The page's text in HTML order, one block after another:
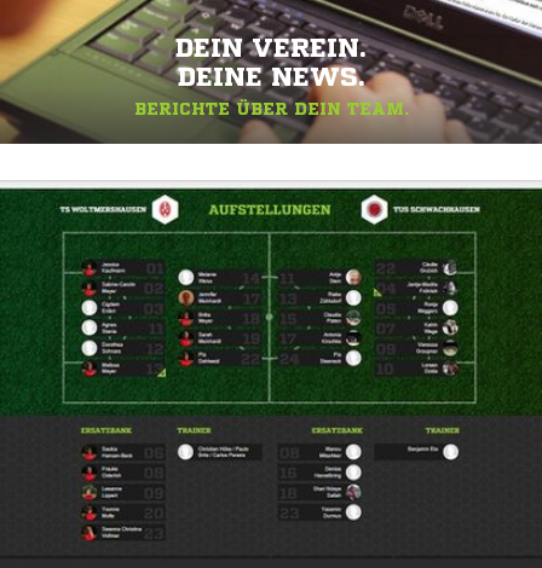
DEIN VEREIN.
DEINE NEWS.
BERICHTE ÜBER DEIN TEAM.